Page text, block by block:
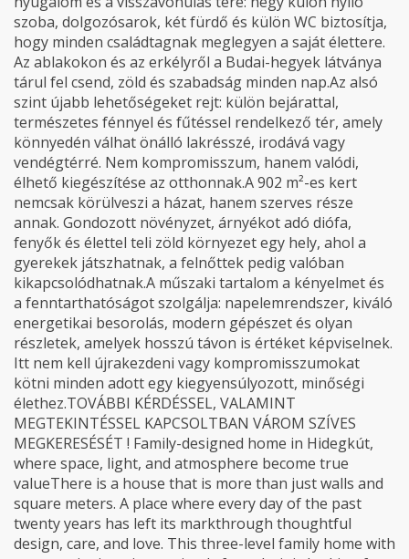
szoba, dolgozósarok, két fürdő és külön WC biztosítja,
hogy minden családtagnak meglegyen a saját élettere.
Az ablakokon és az erkélyről a Budai-hegyek látványa
tárul fel csend, zöld és szabadság minden nap.Az alsó
szint újabb lehetőségeket rejt: külön bejárattal,
természetes fénnyel és fűtéssel rendelkező tér, amely
könnyedén válhat önálló lakrésszé, irodává vagy
vendégtérré. Nem kompromisszum, hanem valódi,
élhető kiegészítése az otthonnak.A 902 m²-es kert
nemcsak körülveszi a házat, hanem szerves része
annak. Gondozott növényzet, árnyékot adó diófa,
fenyők és élettel teli zöld környezet egy hely, ahol a
gyerekek játszhatnak, a felnőttek pedig valóban
kikapcsolódhatnak.A műszaki tartalom a kényelmet és
a fenntarthatóságot szolgálja: napelemrendszer, kiváló
energetikai besorolás, modern gépészet és olyan
részletek, amelyek hosszú távon is értéket képviselnek.
Itt nem kell újrakezdeni vagy kompromisszumokat
kötni minden adott egy kiegyensúlyozott, minőségi
élethez.TOVÁBBI KÉRDÉSSEL, VALAMINT
MEGTEKINTÉSSEL KAPCSOLTBAN VÁROM SZÍVES
MEGKERESÉSÉT ! Family-designed home in Hidegkút,
where space, light, and atmosphere become true
valueThere is a house that is more than just walls and
square meters. A place where every day of the past
twenty years has left its markthrough thoughtful
design, care, and love. This three-level family home with